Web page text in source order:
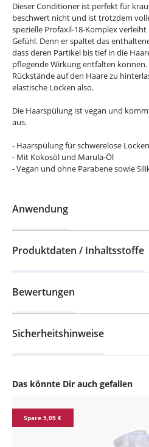
Das könnte Dir auch gefallen
Spare 5,05 €
Dieser Conditioner ist perfekt für
beschwert nicht und ist trotzdem
spezielle Profaxil-18-Komplex
Gefühl. Denn er spaltet das
dass deren Partikel bis tief in die
pflegende Wirkung entfalten
Rückstände auf den Haare zu
elastische Locken also.
Die Haarspülung ist vegan und
aus.
- Haarspülung für schwerelose Locken
- Mit Kokosöl und Marula-Öl
- Vegan und ohne Parabene sowie
Anwendung
Produktdaten / Inhaltsstoffe
Bewertungen
Sicherheitshinweise